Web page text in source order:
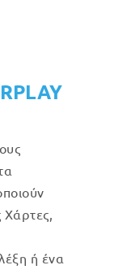
Χάρτες,
ή ένα